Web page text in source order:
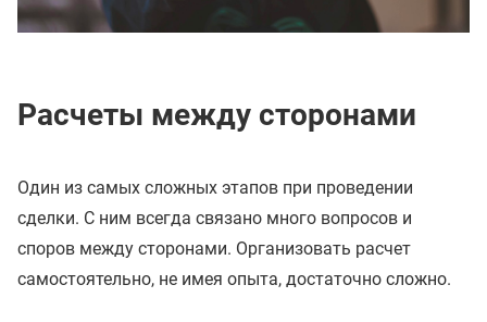
Расчеты между сторонами
Один из самых сложных этапов при проведении
сделки. С ним всегда связано много вопросов и
споров между сторонами. Организовать расчет
самостоятельно, не имея опыта, достаточно сложно.